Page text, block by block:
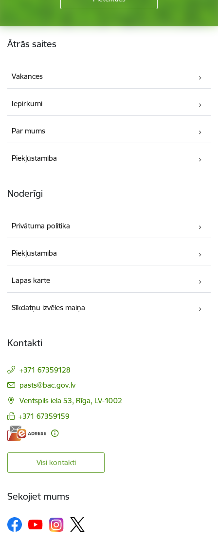
Kājene
Ātrās saites
Vakances
Iepirkumi
Par mums
Piekļūstamība
Noderīgi
Privātuma politika
Piekļūstamība
Lapas karte
Sīkdatņu izvēles maiņa
Kontakti
+371 67359128
E-pasts:
pasts@bac.gov.lv
Ventspils iela 53, Rīga, LV-1002
+371 67359159
Visi kontakti
Sekojiet mums